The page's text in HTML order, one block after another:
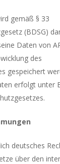
gemäß § 33
(BDSG)
Daten von
des
gespeichert
erfolgt unter
deutsches
über den